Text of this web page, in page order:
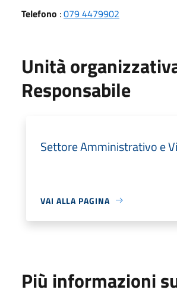
Telefono :079 4479902
Unità
Responsabile
Settore Amministrativo e
VAI ALLA PAGINA
Più informazioni